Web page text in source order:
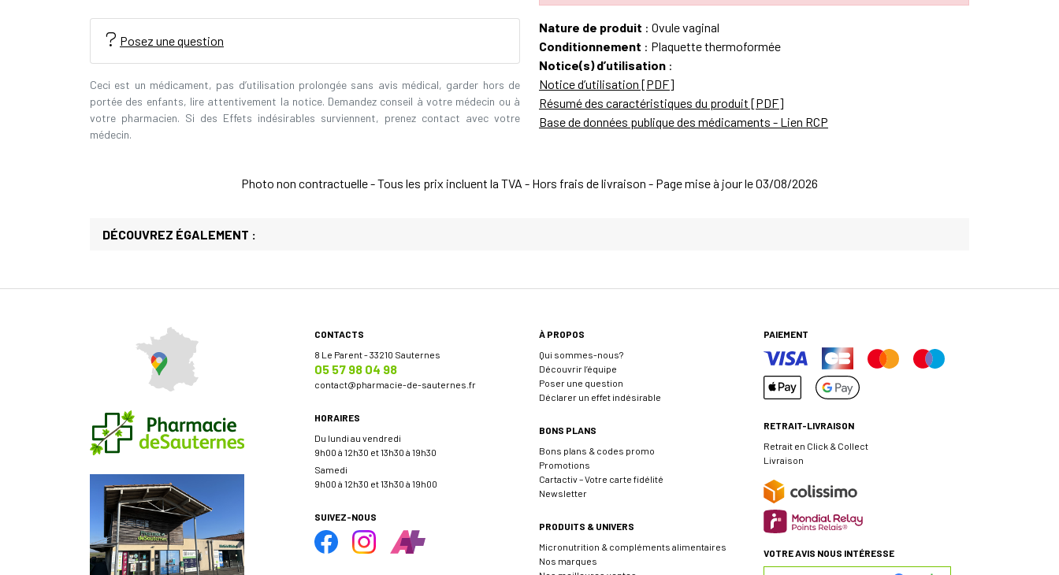
Posez une question
Ceci est un médicament, pas d’utilisation prolongée sans avis médical, garder hors de
portée des enfants, lire attentivement la notice. Demandez conseil à votre médecin ou à
votre pharmacien. Si des Effets indésirables surviennent, prenez contact avec votre
médecin.
Nature de produit : Ovule vaginal
Conditionnement : Plaquette thermoformée
Notice(s) d’utilisation :
Notice d’utilisation [PDF]
Résumé des caractéristiques du produit [PDF]
Base de données publique des médicaments - Lien RCP
Photo non contractuelle - Tous les prix incluent la TVA - Hors frais de livraison - Page mise à jour le 03/08/2026
DÉCOUVREZ ÉGALEMENT :
CONTACTS
8 Le Parent - 33210 Sauternes
05 57 98 04 98
contact@pharmacie-de-sauternes.fr
HORAIRES
Du lundi au vendredi
9h00 à 12h30 et 13h30 à 19h30
Samedi
9h00 à 12h30 et 13h30 à 19h00
SUIVEZ-NOUS
À PROPOS
Qui sommes-nous?
Découvrir l’équipe
Poser une question
Déclarer un effet indésirable
BONS PLANS
Bons plans & codes promo
Promotions
Cartactiv – Votre carte fidélité
Newsletter
PRODUITS & UNIVERS
Micronutrition & compléments alimentaires
Nos marques
PAIEMENT
RETRAIT-LIVRAISON
Retrait en Click & Collect
Livraison
VOTRE AVIS NOUS INTÉRESSE